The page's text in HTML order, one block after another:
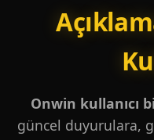
Onwin kullanıcı
güncel duyurulara,